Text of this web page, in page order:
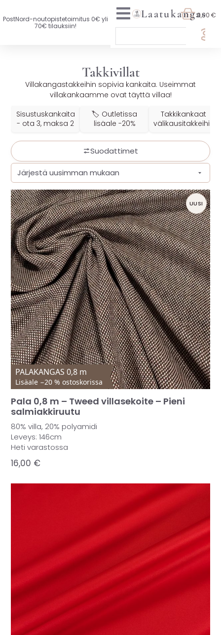
PostNord-noutopistetoimitus 0€ yli
70€ tilauksiin!
UUTTA VALIKOIMASSA
KAIKKI KANKAAT
VAATETUSKANKAAT
SISUSTUSKANKAAT
YLEISKANKAAT
LISENSOIDUT KANKAAT
KANKAAT A-Ö
MUUT
🔖 OUTLET
OHJEITA
USEIN KYSYTTYÄ
OTA YHTEYTTÄ
Laatukangas0,00 €
Takkivillat
Villakangastakkeihin sopivia kankaita. Useimmat
villakankaamme ovat täyttä villaa!
Sisustuskankaita
- ota 3, maksa 2
🏷️ Outletissa
lisäale -20%
Takkikankaat
välikausitakkeihin
Suodattimet
Pala 0,8 m – Tweed villasekoite – Pieni
salmiakkiruutu
80% villa, 20% polyamidi
Leveys: 146cm
Heti varastossa
16,00 €
UUSI
PALAKANGAS 0,8 m
Lisäale −20 % ostoskorissa